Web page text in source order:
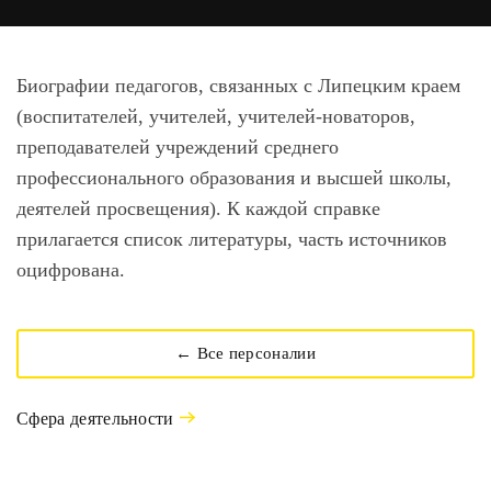
Биографии педагогов, связанных с Липецким краем
(воспитателей, учителей, учителей-новаторов,
преподавателей учреждений среднего
профессионального образования и высшей школы,
деятелей просвещения). К каждой справке
прилагается список литературы, часть источников
оцифрована.
← Все персоналии
Сфера деятельности